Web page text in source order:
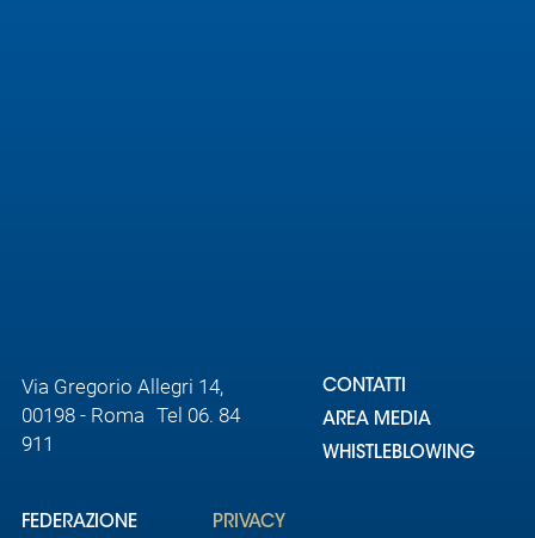
Via Gregorio Allegri 14,
00198 - Roma Tel 06. 84
911
CONTATTI
AREA MEDIA
WHISTLEBLOWING
FEDERAZIONE PRIVACY